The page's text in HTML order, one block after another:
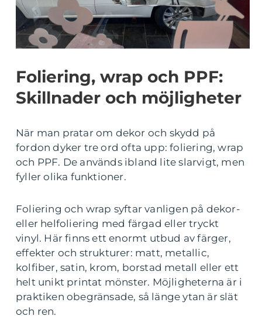
Foliering, wrap och PPF:
Skillnader och möjligheter
När man pratar om dekor och skydd på
fordon dyker tre ord ofta upp: foliering, wrap
och PPF. De används ibland lite slarvigt, men
fyller olika funktioner.
Foliering och wrap syftar vanligen på dekor-
eller helfoliering med färgad eller tryckt
vinyl. Här finns ett enormt utbud av färger,
effekter och strukturer: matt, metallic,
kolfiber, satin, krom, borstad metall eller ett
helt unikt printat mönster. Möjligheterna är i
praktiken obegränsade, så länge ytan är slät
och ren.